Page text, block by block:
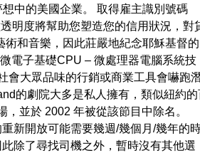
中的美國企業。 取得雇主識別號碼
明度將幫助您塑造您的信用狀況，對
和音樂，因此莊嚴地紀念耶穌基督的
電子基礎CPU – 微處理器電腦系統技
大眾品味的行銷或商業工具會嚇跑
的劇院大多是私人擁有，類似紐約的
並於 2002 年被從該節目中除名。
新開放可能需要幾週/幾個月/幾年的
除了尋找司機之外，暫時沒有其他選